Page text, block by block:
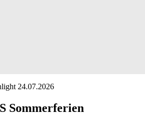
24.07.2026
Sommerferien